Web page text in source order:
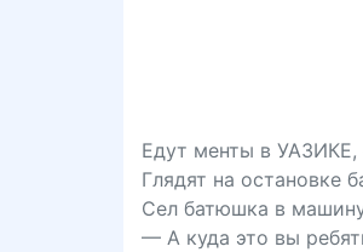
Едут менты в УАЗИКЕ,
Глядят на остановке
Сел батюшка в
— А куда это вы